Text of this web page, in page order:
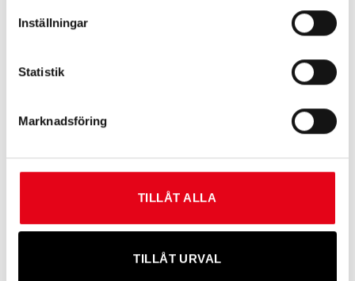
Inställningar
Statistik
Marknadsföring
TILLÅT ALLA
TILLÅT URVAL
2 672krexkl. moms exkl. moms